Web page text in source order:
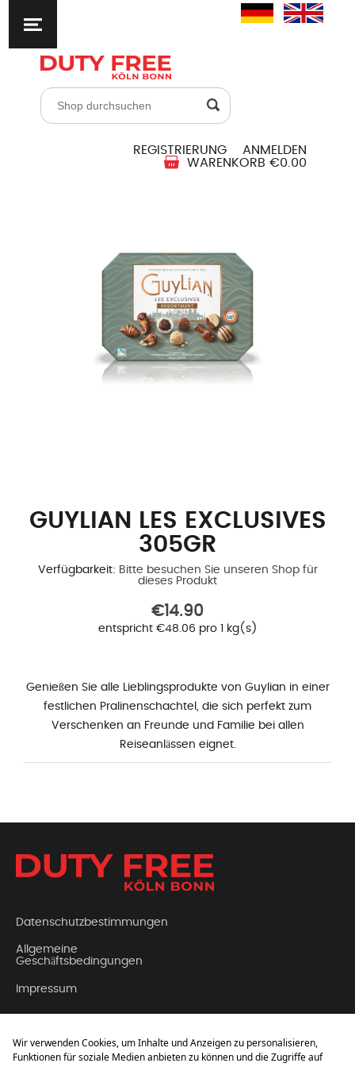
REGISTRIERUNG
ANMELDEN
WARENKORB €0.00
GUYLIAN LES EXCLUSIVES
305GR
Verfügbarkeit: Bitte besuchen Sie unseren Shop für
dieses Produkt
€14.90
entspricht €48.06 pro 1 kg(s)
Genießen Sie alle Lieblingsprodukte von Guylian in einer
festlichen Pralinenschachtel, die sich perfekt zum
Verschenken an Freunde und Familie bei allen
Reiseanlässen eignet.
Datenschutzbestimmungen
Allgemeine
Geschäftsbedingungen
Impressum
Über Uns